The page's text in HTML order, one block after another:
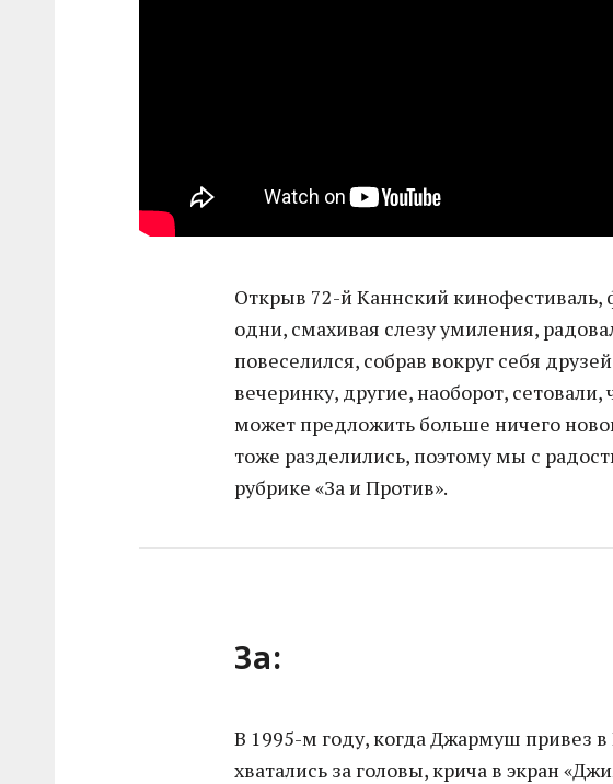
Открыв 72-й Каннский
одни, смахивая слезу умиления,
повеселился, собрав вокруг себя
вечеринку, другие, наоборот,
может предложить больше ничего
тоже разделились, поэтому мы с
рубрике «За и Против».
За:
В 1995-м году, когда Джармуш привез
хватались за головы, крича в экран